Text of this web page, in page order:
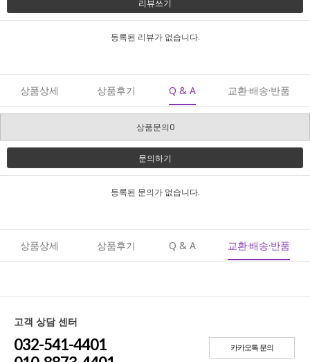
리뷰쓰기
등록된 리뷰가 없습니다.
상품상세 상품후기 Q & A 교환·배송·반품
상품문의0
문의하기
등록된 문의가 없습니다.
상품상세 상품후기 Q & A 교환·배송·반품
고객 상담 센터
032-541-4401
카카오톡 문의